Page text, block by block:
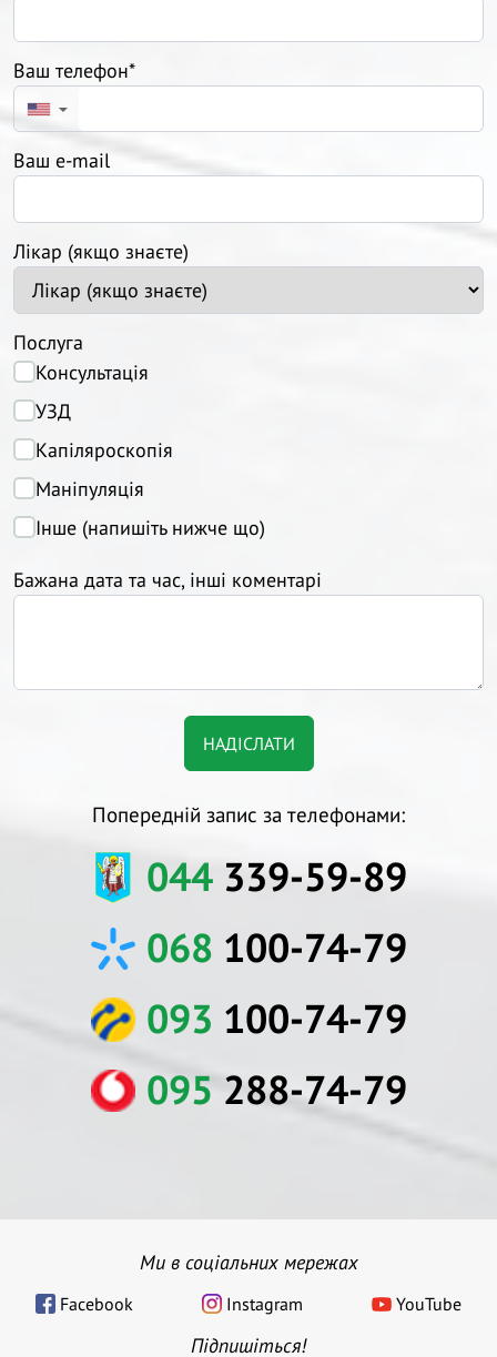
Ваш телефон*
▼
Ваш e-mail
Лікар (якщо знаєте)
Послуга
Консультація
УЗД
Капіляроскопія
Маніпуляція
Інше (напишіть нижче що)
Бажана дата та час, інші коментарі
Попередній запис за телефонами:
044339-59-89
068 100-74-79
093 100-74-79
095 288-74-79
Ми в соціальних мережах
Facebook Instagram YouTube
Підпишіться!